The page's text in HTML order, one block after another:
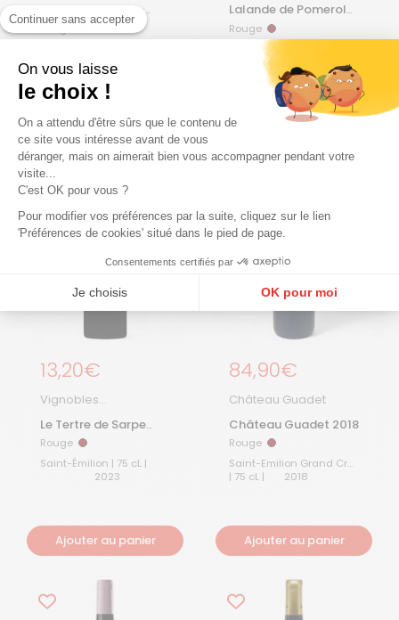
Continuer sans accepter
On vous laisse
le choix !
On a attendu d'être sûrs que le contenu de
ce site vous intéresse avant de vous
déranger, mais on aimerait bien vous accompagner pendant votre
visite...
C'est OK pour vous ?
Pour modifier vos préférences par la suite, cliquez sur le lien
'Préférences de cookies' situé dans le pied de page.
Consentements certifiés par
Je choisis OK pour moi
Puisseguin-Saint-
Émilion 2018
Rouge Rouge
Ajouter au panier
Lalande de Pomerol
2021
Rouge Rouge
Lalande De Pomerol | 75
Ajouter au panier
Prix régulier
13,20€
Vignobles
Le Tertre de Sarpe
2023
Rouge Rouge
Saint-Émilion | 75 cL |
2023
Ajouter au panier
Prix régulier
84,90€
Château Guadet
Château Guadet 2018
Rouge Rouge
Saint-Emilion Grand Cru
| 75 cL |
2018
Ajouter au panier